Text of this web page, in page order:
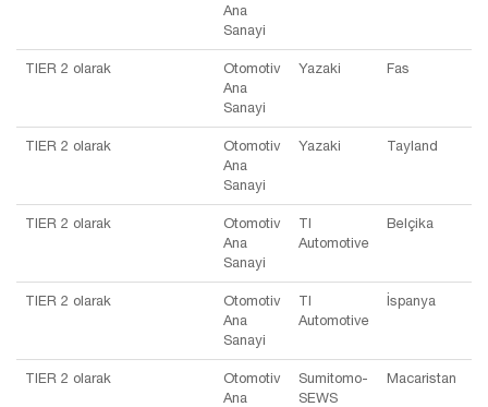
Ana
Sanayi
TIER 2 olarak
Otomotiv
Ana
Sanayi
Yazaki Fas
TIER 2 olarak
Otomotiv
Ana
Sanayi
Yazaki Tayland
TIER 2 olarak
Otomotiv
Ana
Sanayi
TI
Automotive
Belçika
TIER 2 olarak
Otomotiv
Ana
Sanayi
TI
Automotive
İspanya
TIER 2 olarak
Otomotiv
Ana
Sumitomo-
SEWS
Macaristan